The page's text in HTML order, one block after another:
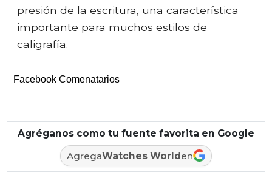
presión de la escritura, una característica
importante para muchos estilos de
caligrafía.
Facebook Comenatarios
Agréganos como tu fuente favorita en Google
AgregaWatches Worlden